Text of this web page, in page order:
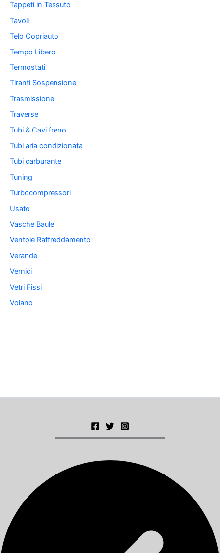
Tappeti in Tessuto
Tavoli
Telo Copriauto
Tempo Libero
Termostati
Tiranti Sospensione
Trasmissione
Traverse
Tubi & Cavi freno
Tubi aria condizionata
Tubi carburante
Tuning
Turbocompressori
Usato
Vasche Baule
Ventole Raffreddamento
Verande
Vernici
Vetri Fissi
Volano